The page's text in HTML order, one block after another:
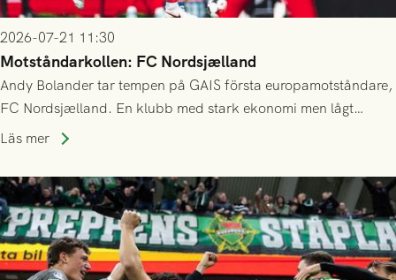
2026-07-21 11:30
Motståndarkollen: FC Nordsjælland
Andy Bolander tar tempen på GAIS första europamotståndare,
FC Nordsjælland. En klubb med stark ekonomi men lågt
publiksnitt, ett lag med både kollektiv styrka och individuell
Läs mer